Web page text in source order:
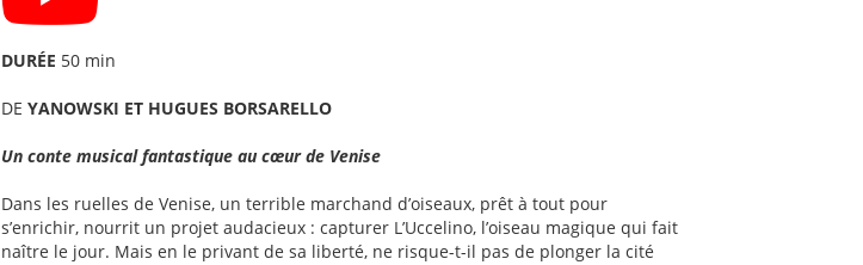
DURÉE 50 min
DEYANOWSKI ET HUGUES BORSARELLO
Un conte musical fantastique au cœur de Venise
Dans les ruelles de Venise, un terrible marchand d’oiseaux, prêt à tout pour
s’enrichir, nourrit un projet audacieux : capturer L’Uccelino, l’oiseau magique qui fait
naître le jour. Mais en le privant de sa liberté, ne risque-t-il pas de plonger la cité